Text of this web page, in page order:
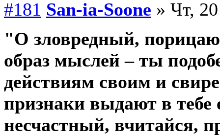
#181 San-ia-Soone » Чт,
"О зловредный,
образ мыслей – ты
действиям своим и
признаки выдают в тебе
несчастный, вчитайся,